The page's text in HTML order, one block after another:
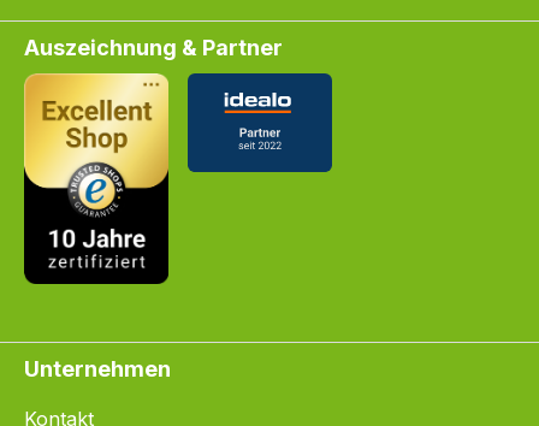
Auszeichnung & Partner
Unternehmen
Kontakt